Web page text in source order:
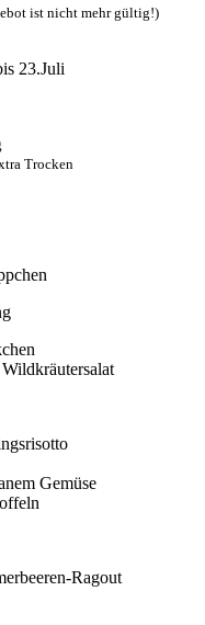
ist nicht mehr gültig!)
23.Juli
Trocken
Gemüse
Ragout